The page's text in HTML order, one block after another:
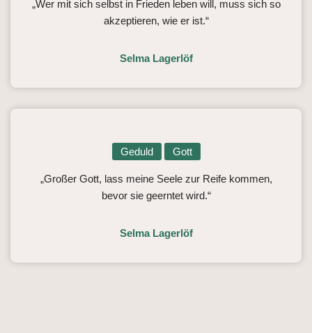
„Wer mit sich selbst in Frieden leben will, muss sich so
akzeptieren, wie er ist.“
Selma Lagerlöf
Geduld Gott
„Großer Gott, lass meine Seele zur Reife kommen,
bevor sie geerntet wird.“
Selma Lagerlöf